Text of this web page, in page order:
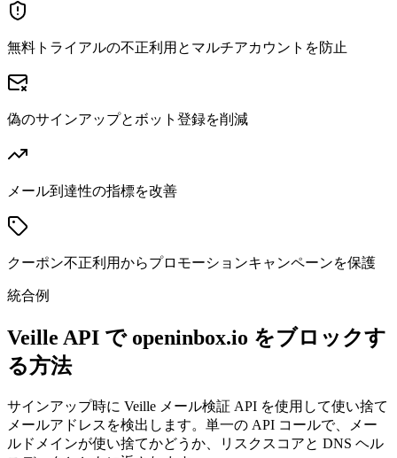
無料トライアルの不正利用とマルチアカウントを防止
偽のサインアップとボット登録を削減
メール到達性の指標を改善
クーポン不正利用からプロモーションキャンペーンを保護
統合例
Veille API で openinbox.io をブロックす
る方法
サインアップ時に Veille メール検証 API を使用して使い捨て
メールアドレスを検出します。単一の API コールで、メー
ルドメインが使い捨てかどうか、リスクスコアと DNS ヘル